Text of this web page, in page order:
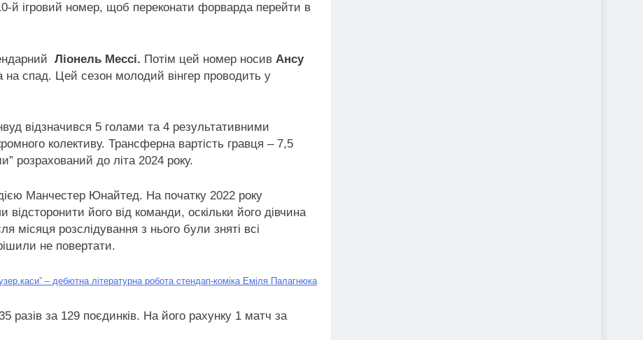
й ігровий номер, щоб переконати форварда перейти в
Ліонель Мессі. Потім цей номер носив Ансу
на спад. Цей сезон молодий вінгер проводить у
відзначився 5 голами та 4 результативними
колективу. Трансферна вартість гравця – 7,5
розрахований до літа 2024 року.
Манчестер Юнайтед. На початку 2022 року
його від команди, оскільки його дівчина
місяця розслідування з нього були зняті всі
не повертати.
– дебютна літературна робота стендап-коміка Еміля Палагнюка
разів за 129 поєдинків. На його рахунку 1 матч за